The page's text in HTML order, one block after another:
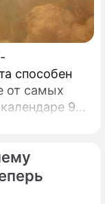
способен
от самых
9